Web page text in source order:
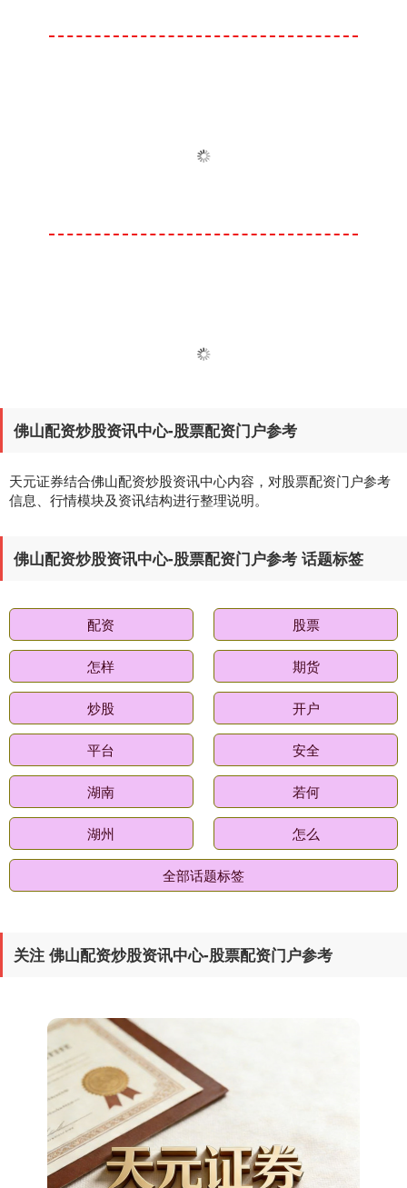
佛山配资炒股资讯中心-股票配资门户参考
天元证券结合佛山配资炒股资讯中心内容，对股票配资门户参考
信息、行情模块及资讯结构进行整理说明。
佛山配资炒股资讯中心-股票配资门户参考 话题标签
配资 股票
怎样 期货
炒股 开户
平台 安全
湖南 若何
湖州 怎么
全部话题标签
关注 佛山配资炒股资讯中心-股票配资门户参考